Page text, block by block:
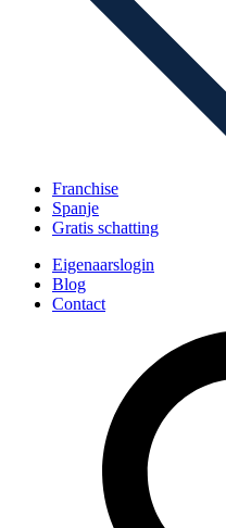
Franchise
Spanje
Gratis schatting
Eigenaarslogin
Blog
Contact